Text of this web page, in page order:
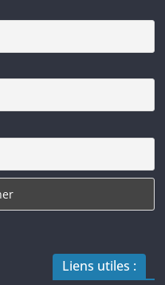
Liens utiles :